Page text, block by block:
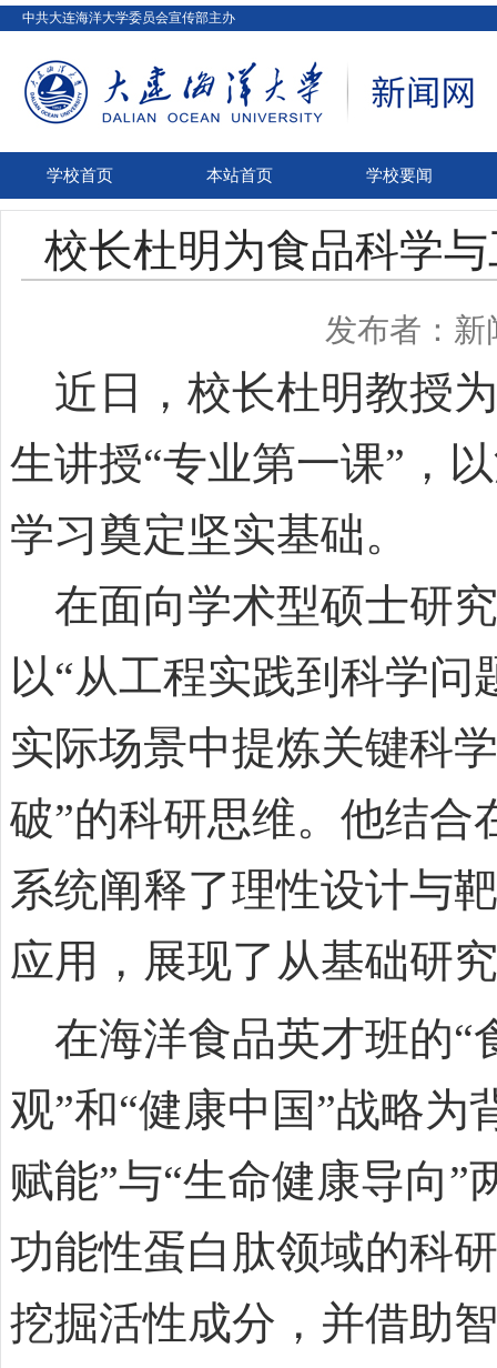
中共大连海洋大学委员会宣传部主办
学校首页 本站首页 学校要闻
校长杜明为食品科学
发布者：新
近日，校长杜明教授
生讲授“专业第一课”，
学习奠定坚实基础。
在面向学术型硕士研
以“从工程实践到科学
实际场景中提炼关键科
破”的科研思维。他结
系统阐释了理性设计与
应用，展现了从基础研
在海洋食品英才班的“
观”和“健康中国”战略
赋能”与“生命健康导向
功能性蛋白肽领域的科
挖掘活性成分，并借助